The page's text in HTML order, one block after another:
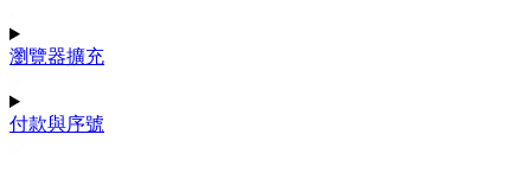
瀏覽器擴充
付款與序號